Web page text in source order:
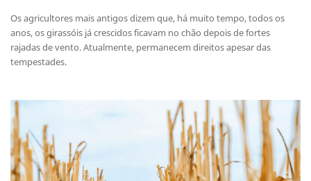
Os agricultores mais antigos dizem que, há muito tempo, todos os
anos, os girassóis já crescidos ficavam no chão depois de fortes
rajadas de vento. Atualmente, permanecem direitos apesar das
tempestades.